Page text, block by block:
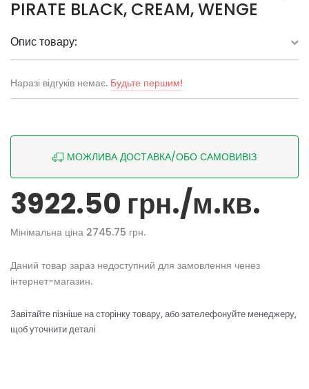
PIRATE BLACK, CREAM, WENGE
Опис товару:
Наразі відгуків немає. Будьте першим!
МОЖЛИВА ДОСТАВКА/ОБО САМОВИВІЗ
3922.50 грн./м.кв.
Мінімальна ціна 2745.75 грн.
Даний товар зараз недоступний для замовлення ченез
інтернет-магазин.
Завітайте пізніше на сторінку товару, або зателефонуйте менеджеру,
щоб уточнити деталі